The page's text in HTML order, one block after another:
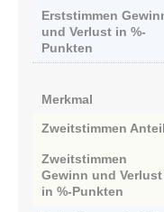
Erststimmen
und Verlust in %-
Punkten
Merkmal
Zweitstimmen Anteil
Zweitstimmen
Gewinn und Verlust
in %-Punkten